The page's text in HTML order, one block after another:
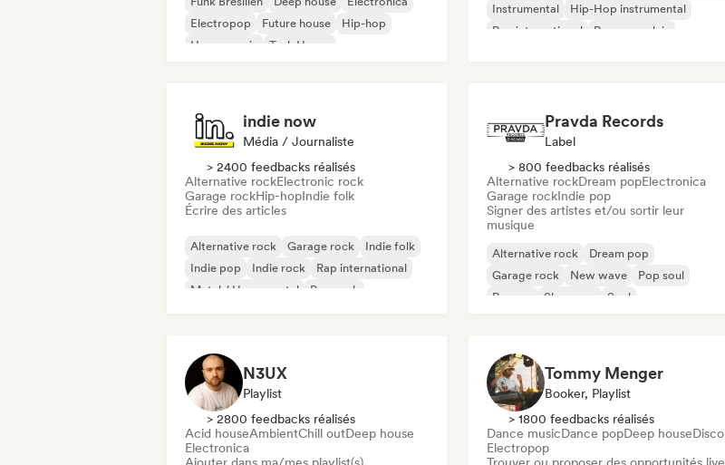
Electropop
Future house
Hip-hop
House music
Tech House
Instrumental
Hip-Hop instrumental
Rap international
Rap en anglais
indie now
Média / Journaliste
> 2400 feedbacks réalisés
Alternative rockElectronic rock
Garage rockHip-hopIndie folk
Écrire des articles
Alternative rock Garage rock
Indie folk
Indie pop
Indie rock
Rap international
Metal / Heavy metal
Pop rock
Pravda Records
Label
> 800 feedbacks réalisés
Alternative rockDream popElectronica
Garage rockIndie pop
Signer des artistes et/ou sortir leur
musique
Alternative rock
Dream pop
Garage rock
New wave
Pop soul
Reggae
Shoegaze Soul
N3UX
Playlist
> 2800 feedbacks réalisés
Acid houseAmbientChill outDeep house
Electronica
Tommy Menger
Booker, Playlist
> 1800 feedbacks réalisés
Dance musicDance popDeep houseDisco
Electropop